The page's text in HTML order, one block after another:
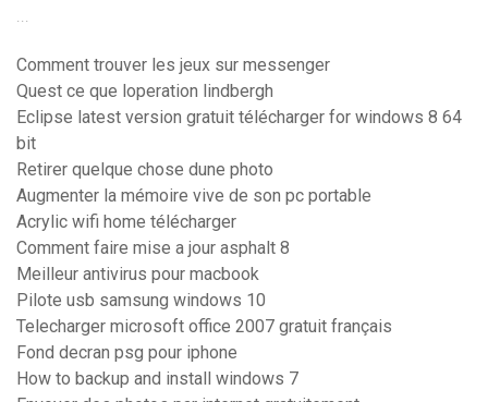
...
Comment trouver les jeux sur messenger
Quest ce que loperation lindbergh
Eclipse latest version gratuit télécharger for windows 8 64
bit
Retirer quelque chose dune photo
Augmenter la mémoire vive de son pc portable
Acrylic wifi home télécharger
Comment faire mise a jour asphalt 8
Meilleur antivirus pour macbook
Pilote usb samsung windows 10
Telecharger microsoft office 2007 gratuit français
Fond decran psg pour iphone
How to backup and install windows 7